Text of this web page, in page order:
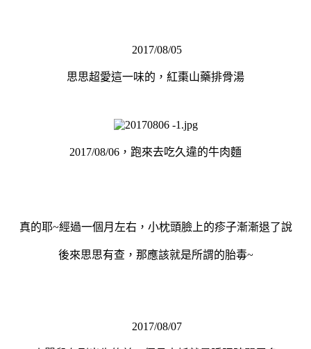
2017/08/05
思思超愛這一味的，紅棗山藥排骨湯
2017/08/06，跑來去吃久違的牛肉麵
真的耶~經過一個月左右，小枕頭臉上的疹子漸漸退了說
後來思思有查，那應該就是所謂的胎毒~
2017/08/07